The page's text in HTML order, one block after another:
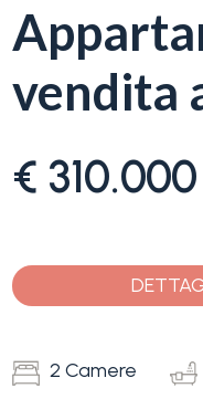
vendita
€ 310.000
2 Camere